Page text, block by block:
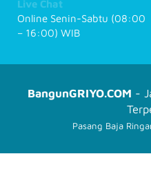
Live Chat
Online Senin-Sabtu (08:00
– 16:00) WIB
BangunGRIYO.COM -
Pasang Baja